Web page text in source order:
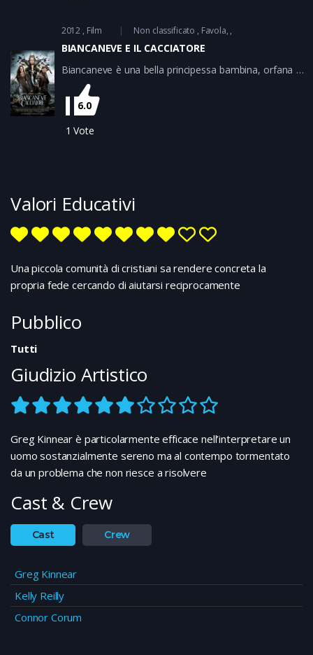
illusioni, Oscar dovrà dare prova di essere più di un
semplice illusionista da fiera…
2012 Film Non classificato Favola
BIANCANEVE E IL CACCIATORE
Biancaneve è una bella principessa bambina, orfana di
madre, che vive serena nel suo castello finché suo
padre, attratto dalla bellezza di una sua rivale
sconfitta, la sposa ma viene da questa ucciso nella
prima notte dii nozze. Ora Biancaneve è cresciuta ma
6.0
1 Vote
Valori Educativi
Una piccola comunità di cristiani sa rendere concreta la
propria fede cercando di aiutarsi reciprocamente
Pubblico
Tutti
Giudizio Artistico
Greg Kinnear è particolarmente efficace nell’interpretare un
uomo sostanzialmente sereno ma al contempo tormentato
da un problema che non riesce a risolvere
Cast & Crew
Cast Crew
Greg Kinnear
Kelly Reilly
Connor Corum